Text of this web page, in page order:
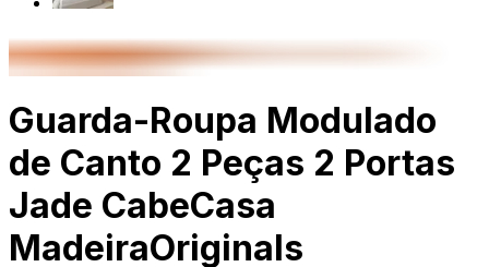
Guarda-Roupa Modulado
de Canto 2 Peças 2 Portas
Jade CabeCasa
MadeiraOriginals